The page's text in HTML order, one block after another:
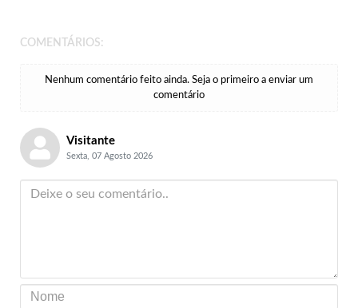
COMENTÁRIOS:
Nenhum comentário feito ainda. Seja o primeiro a enviar um
comentário
Visitante
Sexta, 07 Agosto 2026